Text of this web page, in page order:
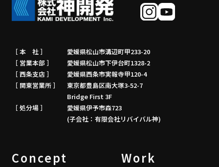
［ 本 社 ］
愛媛県松山市溝辺町甲233-20
［ 営業本部 ］
愛媛県松山市下伊台町1328-2
［ 西条支店 ］
愛媛県西条市実報寺甲120-4
［ 関東営業所 ］
東京都豊島区南大塚3-52-7
Bridge First 3F
［ 処分場 ］
愛媛県伊予市森723
(子会社：有限会社リバイバル神)
Concept Work